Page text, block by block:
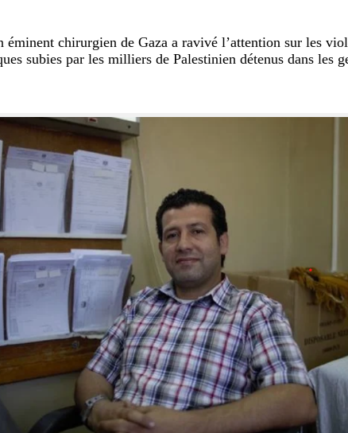
éminent chirurgien de Gaza a ravivé l’attention sur les
subies par les milliers de Palestinien détenus dans les